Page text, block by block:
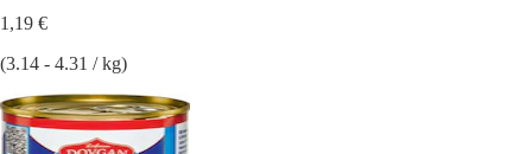
1,19 €
(3.14 - 4.31 / kg)